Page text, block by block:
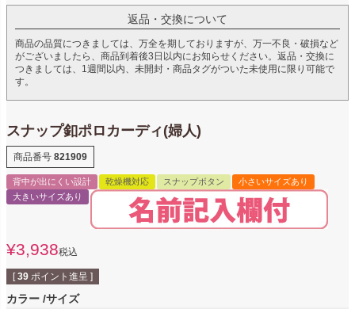
返品・交換について
商品の品質につきましては、万全を期しておりますが、万一不良・破損など
がございましたら、商品到着後3日以内にお知らせください。返品・交換に
つきましては、1週間以内、未開封・商品タグがついた未使用に限り可能で
す。
スナップ釦ポロカーディ(婦人)
商品番号 821909
背中が出にくい設計 乾燥機対応 スナップボタン
小さいサイズあり
大きいサイズあり
¥3,938税込
[ 39 ポイント進呈 ]
カラー サイズ